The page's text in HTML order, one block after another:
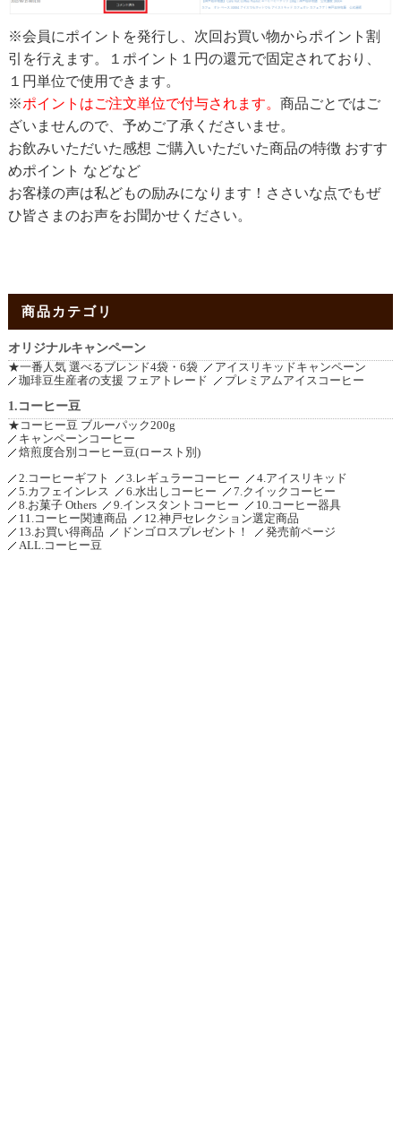
※会員にポイントを発行し、次回お買い物からポイント割
引を行えます。１ポイント１円の還元で固定されており、
１円単位で使用できます。
※ポイントはご注文単位で付与されます。 商品ごとではご
ざいませんので、予めご了承くださいませ。
お飲みいただいた感想 ご購入いただいた商品の特徴 おすす
めポイント などなど
お客様の声は私どもの励みになります！ささいな点でもぜ
ひ皆さまのお声をお聞かせください。
商品カテゴリ
オリジナルキャンペーン
★一番人気 選べるブレンド4袋・6袋
アイスリキッドキャンペーン
珈琲豆生産者の支援 フェアトレード
プレミアムアイスコーヒー
1.コーヒー豆
★コーヒー豆 ブルーパック200g
キャンペーンコーヒー
焙煎度合別コーヒー豆(ロースト別)
2.コーヒーギフト
3.レギュラーコーヒー
4.アイスリキッド
5.カフェインレス
6.水出しコーヒー
7.クイックコーヒー
8.お菓子 Others
9.インスタントコーヒー
10.コーヒー器具
11.コーヒー関連商品
12.神戸セレクション選定商品
13.お買い得商品
ドンゴロスプレゼント！
発売前ページ
ALL.コーヒー豆